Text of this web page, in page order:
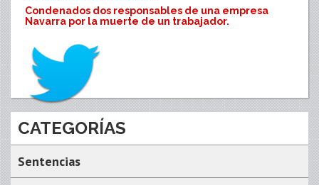
Condenados dos responsables de una empresa
Navarra por la muerte de un trabajador.
CATEGORÍAS
Sentencias